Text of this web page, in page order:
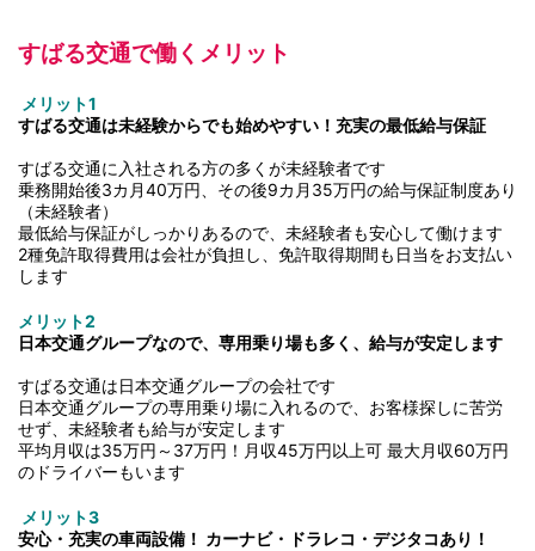
すばる交通で働くメリット
メリット1
すばる交通は未経験からでも始めやすい！充実の最低給与保証
すばる交通に入社される方の多くが未経験者です
乗務開始後3カ月40万円、その後9カ月35万円の給与保証制度あり
（未経験者）
最低給与保証がしっかりあるので、未経験者も安心して働けます
2種免許取得費用は会社が負担し、免許取得期間も日当をお支払い
します
メリット2
日本交通グループなので、専用乗り場も多く、給与が安定します
すばる交通は日本交通グループの会社です
日本交通グループの専用乗り場に入れるので、お客様探しに苦労
せず、未経験者も給与が安定します
平均月収は35万円～37万円！月収45万円以上可 最大月収60万円
のドライバーもいます
メリット3
安心・充実の車両設備！ カーナビ・ドラレコ・デジタコあり！